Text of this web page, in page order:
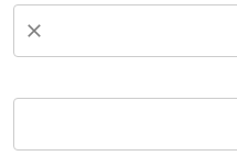
close